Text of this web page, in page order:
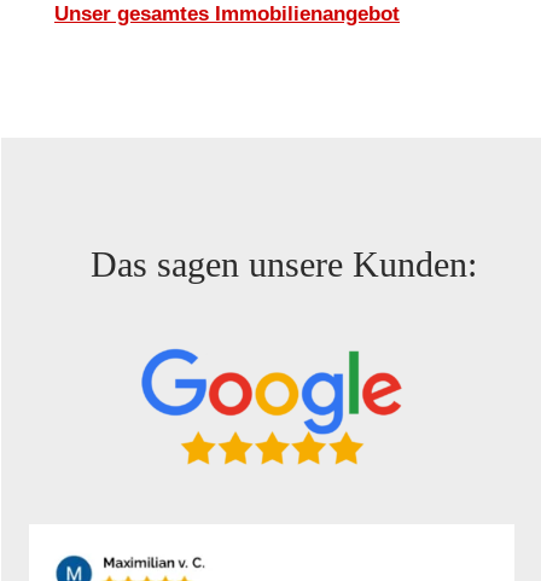
Unser gesamtes Immobilienangebot
Das sagen unsere Kunden: